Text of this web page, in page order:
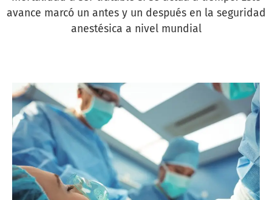
avance marcó un antes y un después en la seguridad
anestésica a nivel mundial